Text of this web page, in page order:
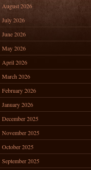
August 2026
July 2026
June 2026
May 2026
April 2026
March 2026
February 2026
January 2026
December 2025
November 2025
October 2025
September 2025